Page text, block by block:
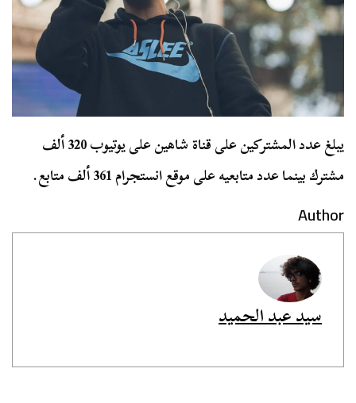
يبلغ عدد المشتركين علی قناة شاهين علی يوتيوب 320 ألف
مشترك بينما عدد متابعيه علی موقع انستجرام 361 ألف متابع.
Author
سيد عبد الحميد